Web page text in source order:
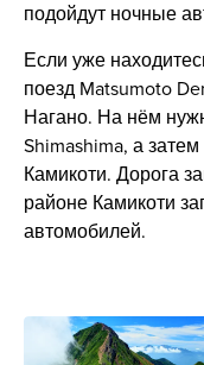
подойдут ночные
Если уже
поезд Matsumoto
Нагано. На нём
Shimashima, а
Камикоти. Дорога
районе Камикоти
автомобилей.